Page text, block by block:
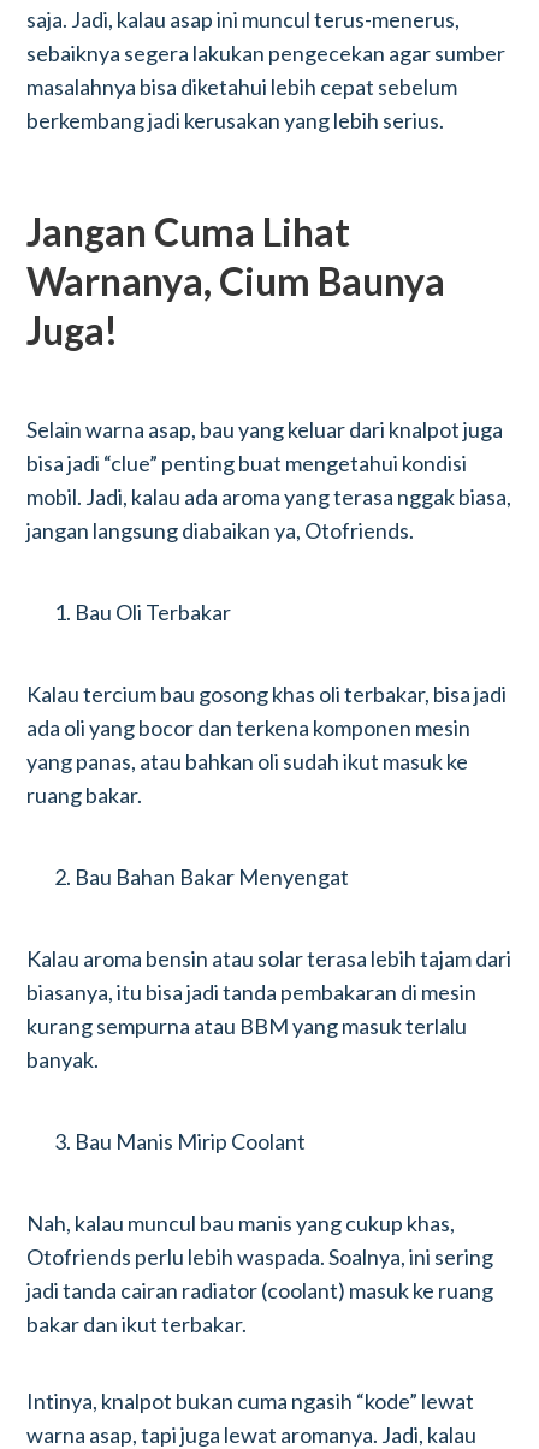
saja. Jadi, kalau asap ini muncul terus-menerus,
sebaiknya segera lakukan pengecekan agar sumber
masalahnya bisa diketahui lebih cepat sebelum
berkembang jadi kerusakan yang lebih serius.
Jangan Cuma Lihat
Warnanya, Cium Baunya
Juga!
Selain warna asap, bau yang keluar dari knalpot juga
bisa jadi “clue” penting buat mengetahui kondisi
mobil. Jadi, kalau ada aroma yang terasa nggak biasa,
jangan langsung diabaikan ya, Otofriends.
Bau Oli Terbakar
Kalau tercium bau gosong khas oli terbakar, bisa jadi
ada oli yang bocor dan terkena komponen mesin
yang panas, atau bahkan oli sudah ikut masuk ke
ruang bakar.
Bau Bahan Bakar Menyengat
Kalau aroma bensin atau solar terasa lebih tajam dari
biasanya, itu bisa jadi tanda pembakaran di mesin
kurang sempurna atau BBM yang masuk terlalu
banyak.
Bau Manis Mirip Coolant
Nah, kalau muncul bau manis yang cukup khas,
Otofriends perlu lebih waspada. Soalnya, ini sering
jadi tanda cairan radiator (coolant) masuk ke ruang
bakar dan ikut terbakar.
Intinya, knalpot bukan cuma ngasih “kode” lewat
warna asap, tapi juga lewat aromanya. Jadi, kalau